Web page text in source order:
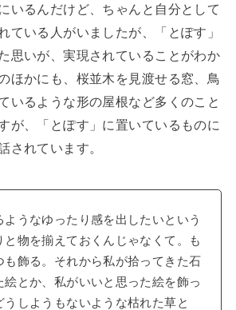
いるんだけど、ちゃんと自分として
ている人がいましたが、「とぽす」
思いが、実現されていることがわか
ほかにも、桜並木を見渡せる窓、鳥
いるような形の屋根など多くのこと
が、「とぽす」に置いているものに
されています。
ようなゆったり感を出したいという
と物を揃えておくんじゃなくて。も
も飾る。それから私が拾ってきた石
絵とか、私がいいと思った絵を飾っ
うしようもないような枯れた草と